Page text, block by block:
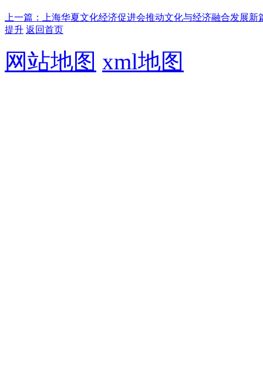
上一篇：上海华夏文化经济促进会推动文化与经济融合发展新
提升 返回首页
网站地图 xml地图